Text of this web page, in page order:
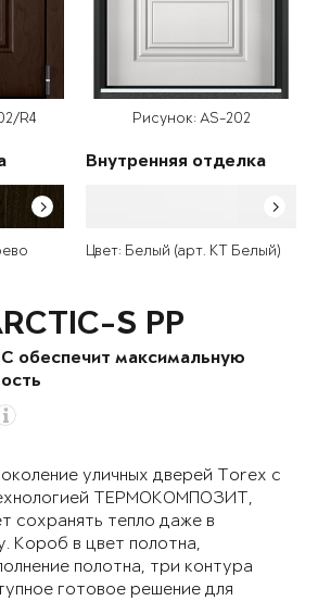
R4 Рисунок: AS-202
Внутренняя отделка
Цвет: Белый (арт. КТ Белый)
S PP
обеспечит максимальную
уличных дверей Torex с
ТЕРМОКОМПОЗИТ,
сохранять тепло даже в
Короб в цвет полотна,
полотна, три контура
готовое решение для